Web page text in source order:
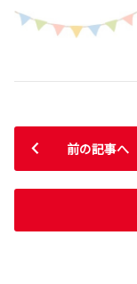
前の記事へ